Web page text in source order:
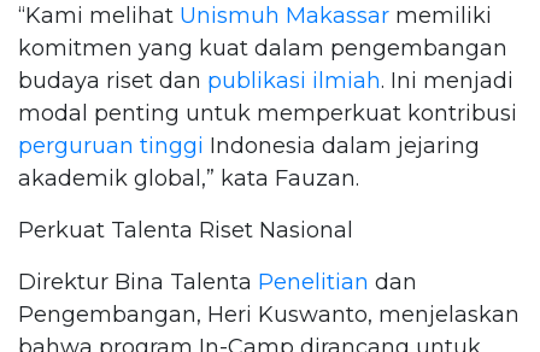
“Kami melihat Unismuh Makassar memiliki
komitmen yang kuat dalam pengembangan
budaya riset dan publikasi ilmiah. Ini menjadi
modal penting untuk memperkuat kontribusi
perguruan tinggi Indonesia dalam jejaring
akademik global,” kata Fauzan.
Perkuat Talenta Riset Nasional
Direktur Bina Talenta Penelitian dan
Pengembangan, Heri Kuswanto, menjelaskan